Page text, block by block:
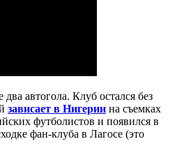
автогола. Клуб остался без
зависает в Нигерии на съемках
футболистов и появился в
фан-клуба в Лагосе (это